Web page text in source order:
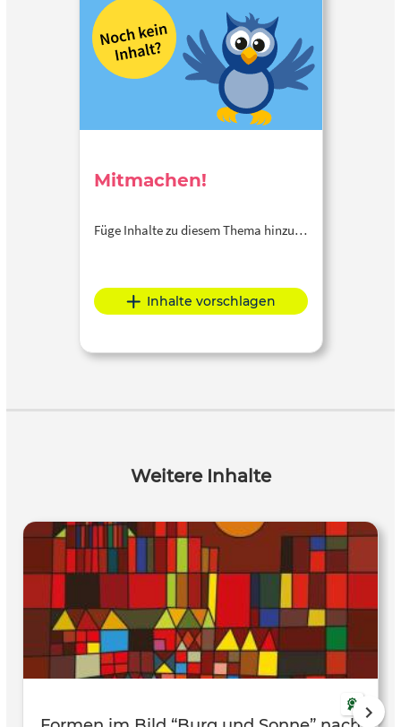
Mitmachen!
Füge Inhalte zu diesem Thema hinzu…
Inhalte vorschlagen
Weitere Inhalte